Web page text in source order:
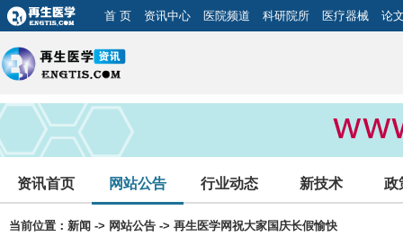
首 页 资讯中心 医院频道 科研院所 医疗器械 论
资讯首页 网站公告 行业动态 新技术 政
当前位置： 新闻 -> 网站公告 -> 再生医学网祝大家国庆长假愉快